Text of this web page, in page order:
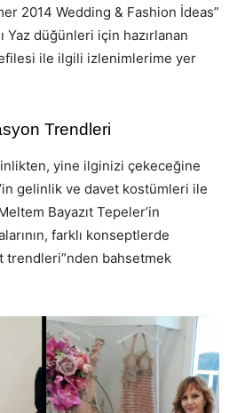
2014 Wedding & Fashion İdeas”
Yaz düğünleri için hazırlanan
ile ilgili izlenimlerime yer
Trendleri
yine ilginizi çekeceğine
gelinlik ve davet kostümleri ile
Bayazıt Tepeler’in
farklı konseptlerde
trendleri”nden bahsetmek